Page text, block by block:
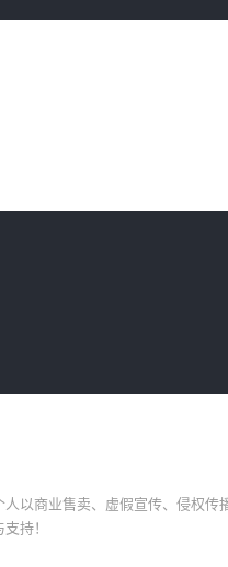
以商业售卖、虚假宣传、侵权传
持！